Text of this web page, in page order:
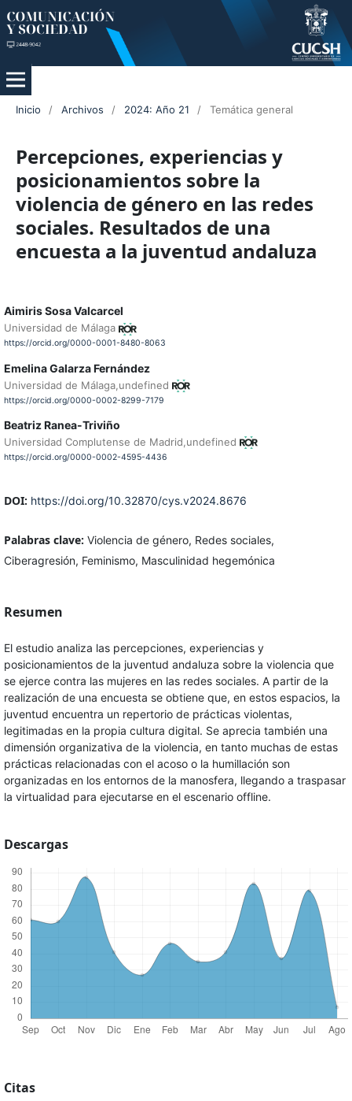
Inicio / Archivos / 2024: Año 21 / Temática general
Percepciones, experiencias y
posicionamientos sobre la
violencia de género en las redes
sociales. Resultados de una
encuesta a la juventud andaluza
Aimiris Sosa Valcarcel
Universidad de Málaga
https://orcid.org/0000-0001-8480-8063
Emelina Galarza Fernández
Universidad de Málaga,undefined
https://orcid.org/0000-0002-8299-7179
Beatriz Ranea-Triviño
Universidad Complutense de Madrid,undefined
https://orcid.org/0000-0002-4595-4436
DOI: https://doi.org/10.32870/cys.v2024.8676
Palabras clave: Violencia de género, Redes sociales,
Ciberagresión, Feminismo, Masculinidad hegemónica
Resumen
El estudio analiza las percepciones, experiencias y
posicionamientos de la juventud andaluza sobre la violencia que
se ejerce contra las mujeres en las redes sociales. A partir de la
realización de una encuesta se obtiene que, en estos espacios, la
juventud encuentra un repertorio de prácticas violentas,
legitimadas en la propia cultura digital. Se aprecia también una
dimensión organizativa de la violencia, en tanto muchas de estas
prácticas relacionadas con el acoso o la humillación son
organizadas en los entornos de la manosfera, llegando a traspasar
la virtualidad para ejecutarse en el escenario offline.
Descargas
Citas